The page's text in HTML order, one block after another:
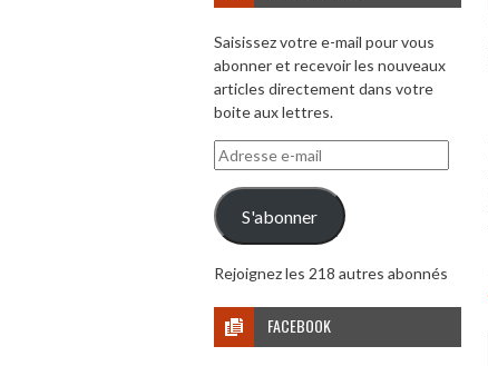
Saisissez votre e-mail pour vous
abonner et recevoir les nouveaux
articles directement dans votre
boite aux lettres.
Adresse
e-
mail
S'abonner
Rejoignez les 218 autres abonnés
FACEBOOK